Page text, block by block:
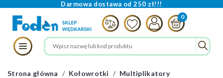
Darmowa dostawa od 250 zł!!!
Strona główna Kołowrotki
Multiplikatory